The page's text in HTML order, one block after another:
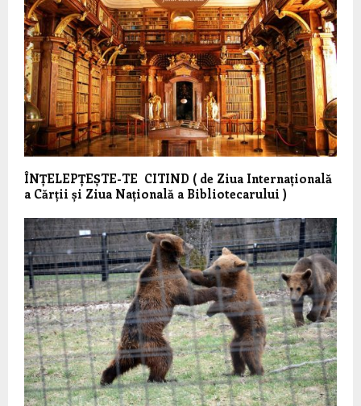
ÎNȚELEPȚEȘTE-TE CITIND ( de Ziua Internațională
a Cărții și Ziua Națională a Bibliotecarului )